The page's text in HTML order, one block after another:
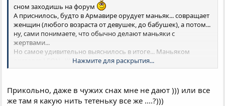
сном заходишь на форум
А приснилось, будто в Армавире орудует маньяк... совращает
женщин (любого возраста от девушек, до бабушек), а потом...
ну, сами понимаете, что обычно делают маньяки с
жертвами...
Но самое удивительно выяснилось в итоге... Маньяком
Так и заявили, установлена личность маньяка - им оказался
ником LEON ))))
Нажмите для раскрытия...
Прикольно, даже в чужих снах мне не дают ))) или все
же там я какую нить тетеньку все же ....?)))